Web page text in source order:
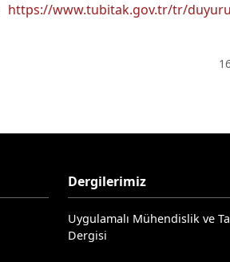
https://www.tubitak.gov.tr/tr/
Dergilerimiz
Uygulamalı Mühendislik ve
Dergisi